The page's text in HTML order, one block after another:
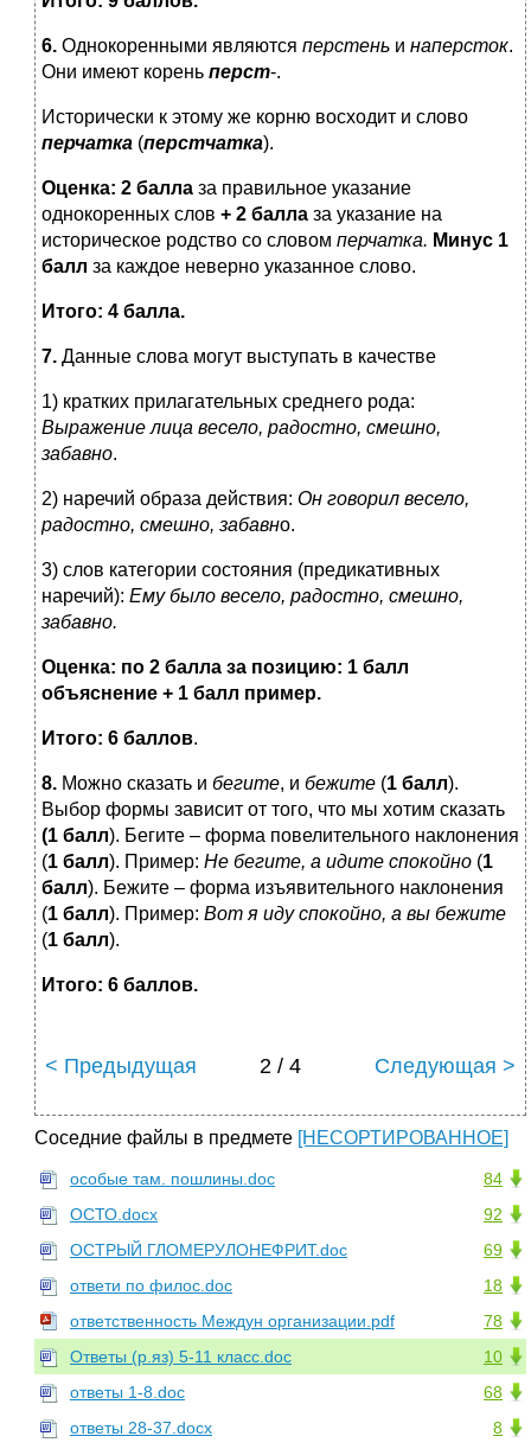
6. Однокоренными являются перстень и наперсток.
Они имеют корень перст-.
Исторически к этому же корню восходит и слово
перчатка (перстчатка).
Оценка: 2 балла за правильное указание
однокоренных слов + 2 балла за указание на
историческое родство со словом перчатка. Минус 1
балл за каждое неверно указанное слово.
Итого: 4 балла.
7. Данные слова могут выступать в качестве
1) кратких прилагательных среднего рода:
Выражение лица весело, радостно, смешно,
забавно.
2) наречий образа действия: Он говорил весело,
радостно, смешно, забавно.
3) слов категории состояния (предикативных
наречий): Ему было весело, радостно, смешно,
забавно.
Оценка: по 2 балла за позицию: 1 балл
объяснение + 1 балл пример.
Итого: 6 баллов.
8. Можно сказать и бегите, и бежите (1 балл).
Выбор формы зависит от того, что мы хотим сказать
(1 балл). Бегите – форма повелительного наклонения
(1 балл). Пример: Не бегите, а идите спокойно (1
балл). Бежите – форма изъявительного наклонения
(1 балл). Пример: Вот я иду спокойно, а вы бежите
(1 балл).
Итого: 6 баллов.
< Предыдущая 2 / 4 Следующая >
Соседние файлы в предмете [НЕСОРТИРОВАННОЕ]
84
особые там. пошлины.doc
92
ОСТО.docx
69
ОСТРЫЙ ГЛОМЕРУЛОНЕФРИТ.doc
18
ответи по филос.doc
78
ответственность Междун организации.pdf
10
Ответы (р.яз) 5-11 класс.doc
68
ответы 1-8.doc
8
ответы 28-37.docx